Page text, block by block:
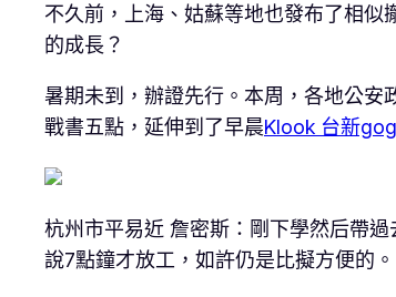
不久前，上海、姑蘇等地也發布了相似
的成長？
暑期未到，辦證先行。本周，各地公
戰書五點，延伸到了早晨Klook 台新
杭州市平易近 詹密斯：剛下學然后帶
說7點鐘才放工，如許仍是比擬方便的。